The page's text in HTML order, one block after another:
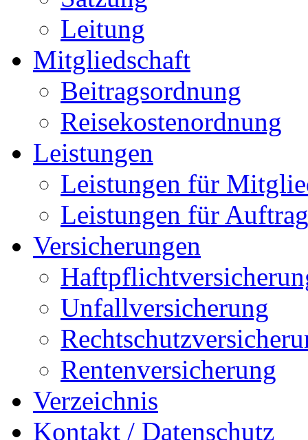
Aufgaben
Landesfachbereiche
Satzung
Leitung
Mitgliedschaft
Beitragsordnung
Reisekostenordnung
Leistungen
Leistungen für
Leistungen für
Versicherungen
Unfallversicherung